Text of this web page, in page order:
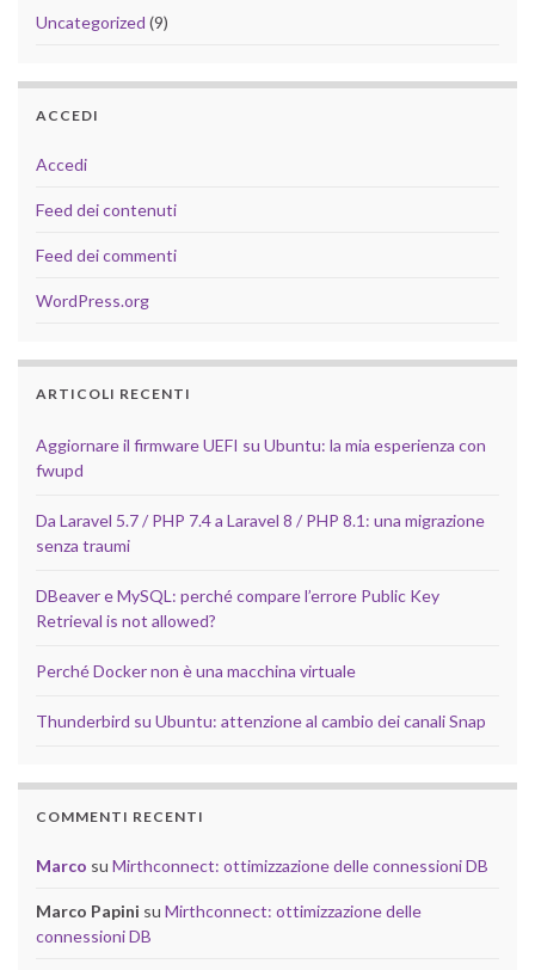
Uncategorized (9)
ACCEDI
Accedi
Feed dei contenuti
Feed dei commenti
WordPress.org
ARTICOLI RECENTI
Aggiornare il firmware UEFI su Ubuntu: la mia esperienza con
fwupd
Da Laravel 5.7 / PHP 7.4 a Laravel 8 / PHP 8.1: una migrazione
senza traumi
DBeaver e MySQL: perché compare l’errore Public Key
Retrieval is not allowed?
Perché Docker non è una macchina virtuale
Thunderbird su Ubuntu: attenzione al cambio dei canali Snap
COMMENTI RECENTI
Marco su Mirthconnect: ottimizzazione delle connessioni DB
Marco Papini su Mirthconnect: ottimizzazione delle
connessioni DB